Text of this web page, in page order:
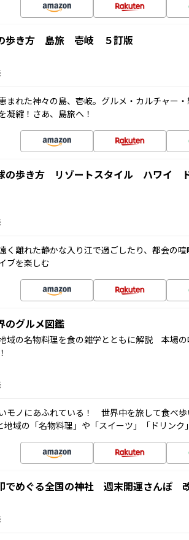
歩き方 島旅 壱岐 ５訂版
まれた神々の島、壱岐。グルメ・カルチャー
凝縮！さあ、島旅へ！
の歩き方 リゾートスタイル ハワイ
く離れた静かな入り江で過ごしたり、都会の
ブを楽しむ
グルメ図鑑
域の名物料理を食の雑学とともに解説 本場
モノにあふれている！ 世界中を旅して食べ
域の「名物料理」や「スイーツ」「ドリンク
でめぐる全国の神社 週末開運さんぽ